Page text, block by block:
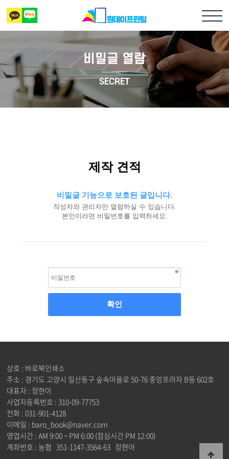
출력복사
책만들기
상담 및 견적문의
비밀글 열람
SECRET
제작 견적
비밀글 기능으로 보호된 글입니다.
작성자와 관리자만 열람하실 수 있습니다.
본인이라면 비밀번호를 입력하세요.
상호 : 바로북인쇄소
주소 : 경기도 고양시 일산동구 숲속마을로 50-76 중앙프라자 B동 602호
대표자 : 정현아
사업자등록번호 : 310-09-77753
전화 : 031-901-4128
이메일 : baro_book@naver.com
영업시간 : AM 9:00 ~ PM 6:00 (점심시간 PM 12:00)
계좌번호 : 농협 351-1147-3564-63 정현아